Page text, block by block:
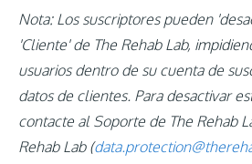
Nota: Los suscriptores pueden
'Cliente' de The Rehab Lab,
usuarios dentro de su cuenta de
datos de clientes. Para desactivar
contacte al Soporte de The Rehab
Rehab Lab (